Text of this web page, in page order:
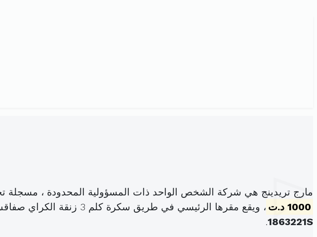
مارج تريدينج هي شركة الشخص الواحد ذات المسؤولية المحدودة ، مسجلة
1000 د.ت
، ويقع مقرها الرئيسي في طريق سكرة كلم 3 زنقة الكراي صفاقس الشرقية (
1863221S
.